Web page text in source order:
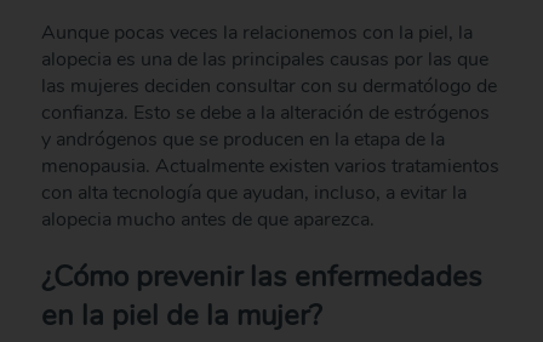
Aunque pocas veces la relacionemos con la piel, la
alopecia es una de las principales causas por las que
las mujeres deciden consultar con su dermatólogo de
confianza. Esto se debe a la alteración de estrógenos
y andrógenos que se producen en la etapa de la
menopausia. Actualmente existen varios tratamientos
con alta tecnología que ayudan, incluso, a evitar la
alopecia mucho antes de que aparezca.
¿Cómo prevenir las enfermedades
en la piel de la mujer?